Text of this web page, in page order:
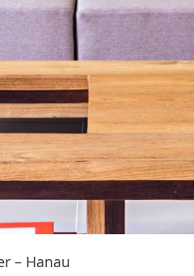
– Hanau